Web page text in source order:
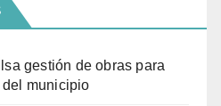
gestión de obras para
municipio